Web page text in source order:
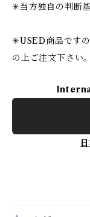
✳︎当方独自の判断
✳︎USED商品です
の上ご注文下さい。